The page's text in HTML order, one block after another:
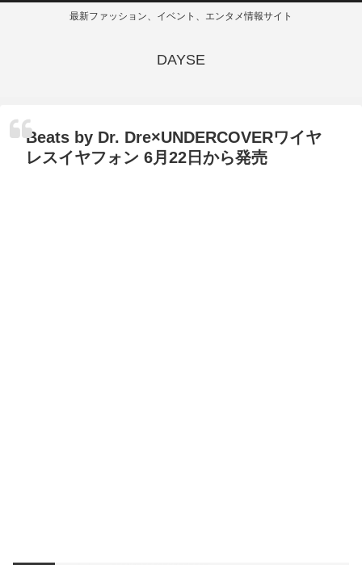
最新ファッション、イベント、エンタメ情報サイト
DAYSE
Beats by Dr. Dre×UNDERCOVERワイヤ
レスイヤフォン 6月22日から発売